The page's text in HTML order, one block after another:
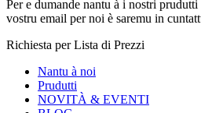
Per e dumande nantu à i nostri
vostru email per noi è saremu in
Richiesta per Lista di Prezzi
Nantu à noi
Prudutti
NOVITÀ & EVENTI